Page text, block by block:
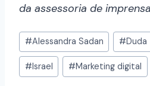
da assessoria de imprensa
#Alessandra Sadan #Duda
#Israel #Marketing digital